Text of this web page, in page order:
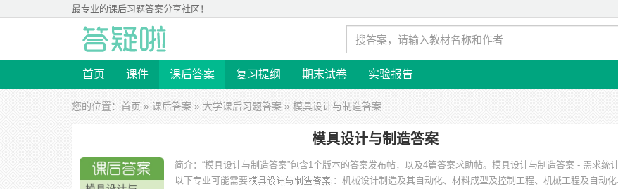
最专业的课后习题答案分享社区！
首页 课件 课后答案 复习提纲 期末试卷 实验报告
您的位置： 首页 » 课后答案 » 大学课后习题答案 » 模具设计与制造答案
模具设计与制造答案
简介： “模具设计与制造答案”包含1个版本的答案发布帖，以及4篇答案求助帖。 模具设计与制造答案 - 需求统计
以下专业可能需要
：机械设计制造及其自动化、材料成型及控制工程、机械工程及自动